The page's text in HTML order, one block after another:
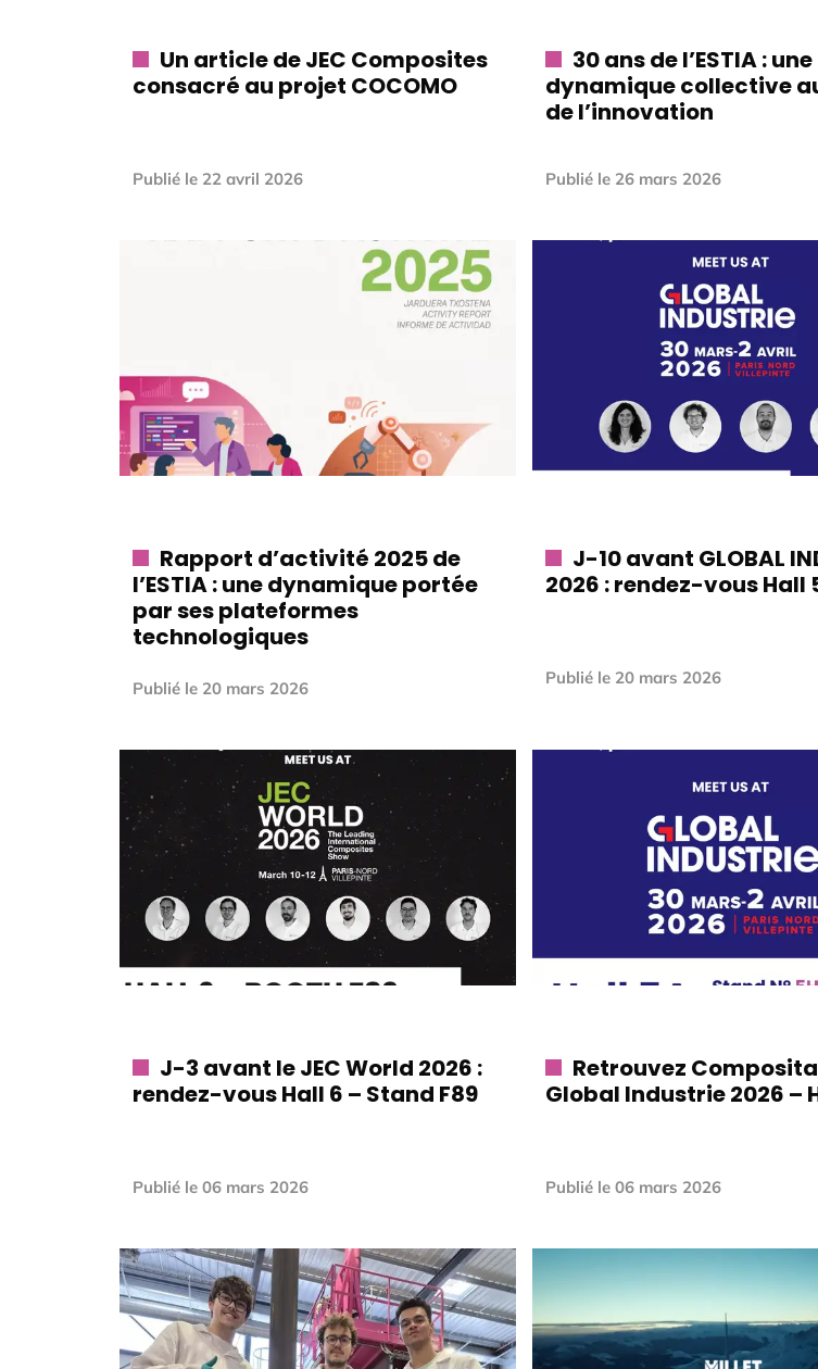
Un article de JEC Composites
consacré au projet COCOMO
Publié le 22 avril 2026
30 ans de l’ESTIA : une
dynamique collective
de l’innovation
Publié le 26 mars 2026
Rapport d’activité 2025 de
l’ESTIA : une dynamique portée
par ses plateformes
technologiques
Publié le 20 mars 2026
J-10 avant GLOBAL
2026 : rendez-vous Hall
Publié le 20 mars 2026
J-3 avant le JEC World 2026 :
rendez-vous Hall 6 – Stand F89
Publié le 06 mars 2026
Retrouvez
Global Industrie 2026 –
Publié le 06 mars 2026